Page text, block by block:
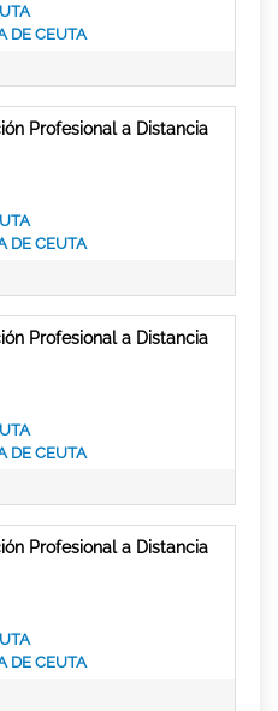
DE CEUTA
Profesional a Distancia
DE CEUTA
Profesional a Distancia
DE CEUTA
Profesional a Distancia
DE CEUTA